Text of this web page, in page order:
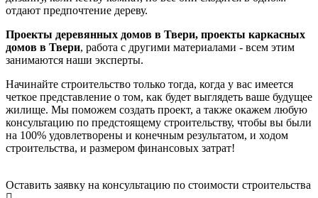
отдают предпочтение дереву.
Проекты деревянных домов в Твери, проекты каркасных
домов в Твери, работа с другими материалами - всем этим
занимаются наши эксперты.
Начинайте строительство только тогда, когда у вас имеется
четкое представление о том, как будет выглядеть ваше будущее
жилище. Мы поможем создать проект, а также окажем любую
консультацию по предстоящему строительству, чтобы вы были
на 100% удовлетворены и конечным результатом, и ходом
строительства, и размером финансовых затрат!
Оставить заявку на консультацию по стоимости строительства